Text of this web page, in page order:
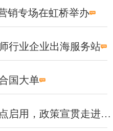
销专场在虹桥举办
行业企业出海服务站
国大单
虹桥职称申报受理服务点启用，政策宣贯走进先声药业